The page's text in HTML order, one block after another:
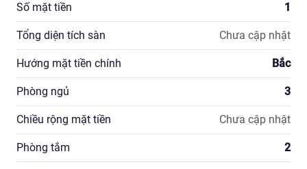
Số mặt tiền 1
Tổng diện tích sàn Chưa cập nhật
Hướng mặt tiền chính Bắc
Phòng ngủ 3
Chiều rộng mặt tiền Chưa cập nhật
Phòng tắm 2